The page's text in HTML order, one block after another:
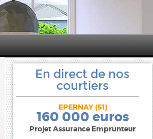
En direct de nos
courtiers
EPERNAY (51)
160 000 euros
Projet Assurance Emprunteur
240 000 euros